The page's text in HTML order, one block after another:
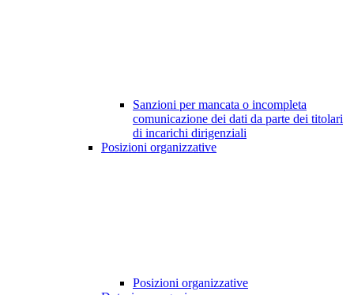
Sanzioni per mancata o incompleta
comunicazione dei dati da parte dei titolari
di incarichi dirigenziali
Posizioni organizzative
Posizioni organizzative